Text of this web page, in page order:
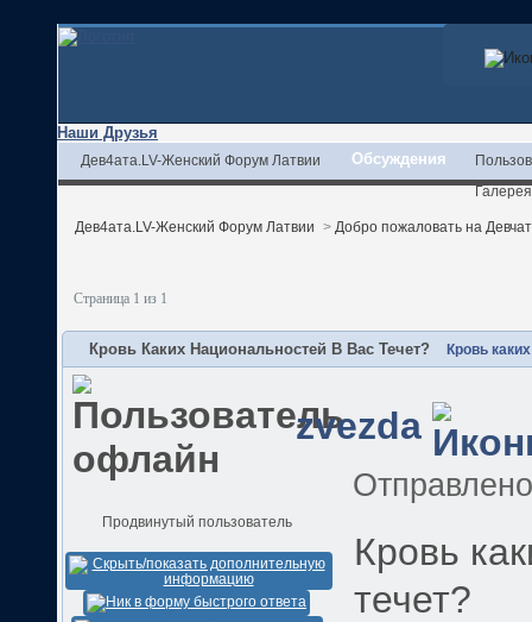
Наши Друзья
Дев4ата.LV-Женский Форум Латвии Обсуждения
Галерея
Дев4ата.LV-Женский Форум Латвии > Добро пожаловать на
Страница 1 из 1
Кровь Каких Национальностей В Вас Течет? Кровь
zvezda
Продвинутый пользователь
Кровь
течет?